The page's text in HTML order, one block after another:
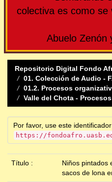
colectiva es como
Abuelo Zenón
Repositorio Digital Fondo
01. Colección de Audio -
01.2. Procesos
Valle del Chota -
Por favor, use este
https://
Título :
Niños pintados
sacos de lona